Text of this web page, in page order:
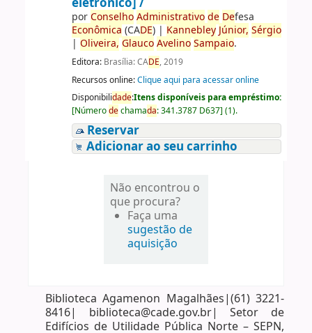
porConselho Administrativo de Defesa
Econômica (CADE)| Kannebley Júnior, Sérgio
| Oliveira, Glauco Avelino Sampaio.
Editora: Brasília: CADE, 2019
Recursos online:Clique aqui para acessar online
Disponibilidade:Itens disponíveis para empréstimo:
[Númerodechamada:341.3787 D637] (1).
Reservar
Adicionar ao seu carrinho
Não encontrou o
que procura?
Faça uma
sugestão de
aquisição
Biblioteca Agamenon Magalhães|(61) 3221-
8416| biblioteca@cade.gov.br| Setor de
Edifícios de Utilidade Pública Norte – SEPN,